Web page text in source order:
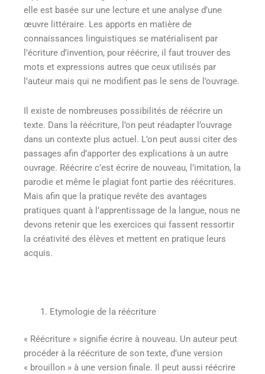
elle est basée sur une lecture et une analyse d’une
œuvre littéraire. Les apports en matière de
connaissances linguistiques se matérialisent par
l’écriture d’invention, pour réécrire, il faut trouver des
mots et expressions autres que ceux utilisés par
l’auteur mais qui ne modifient pas le sens de l’ouvrage.
Il existe de nombreuses possibilités de réécrire un
texte. Dans la réécriture, l’on peut réadapter l’ouvrage
dans un contexte plus actuel. L’on peut aussi citer des
passages afin d’apporter des explications à un autre
ouvrage. Réécrire c’est écrire de nouveau, l’imitation, la
parodie et même le plagiat font partie des réécritures.
Mais afin que la pratique revête des avantages
pratiques quant à l’apprentissage de la langue, nous ne
devons retenir que les exercices qui fassent ressortir
la créativité des élèves et mettent en pratique leurs
acquis.
Etymologie de la réécriture
« Réécriture » signifie écrire à nouveau. Un auteur peut
procéder à la réécriture de son texte, d’une version
« brouillon » à une version finale. Il peut aussi réécrire